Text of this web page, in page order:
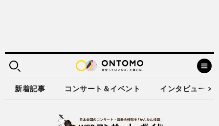
新着記事 コンサート＆イベント インタビュー